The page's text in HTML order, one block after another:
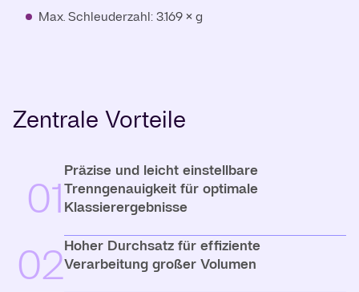
Max. Schleuderzahl: 3.169 × g
Zentrale Vorteile
01
Präzise und leicht einstellbare
Trenngenauigkeit für optimale
Klassierergebnisse
02Hoher Durchsatz für effiziente
Verarbeitung großer Volumen